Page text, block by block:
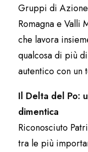
Gruppi di
Romagna e Valli
che lavora
qualcosa di più
autentico con
Il Delta del Po:
dimentica
Riconosciuto
tra le più